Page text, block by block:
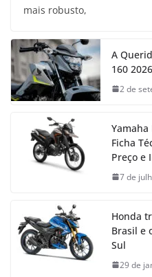
mais robusto,
A
160
2 de
Ficha
Preço e
7 de
Honda
Brasil e
Sul
29 de